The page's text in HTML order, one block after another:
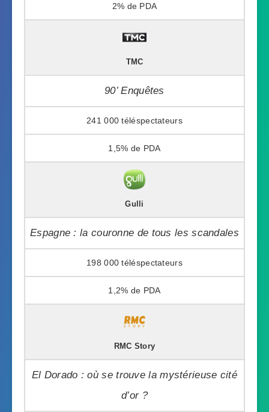
2%
TMC
90’ Enquêtes
241 000
1,5%
Gulli
Espagne : la couronne de tous les scandales
198 000
1,2%
RMC Story
El Dorado : où se trouve la mystérieuse cité
d’or ?